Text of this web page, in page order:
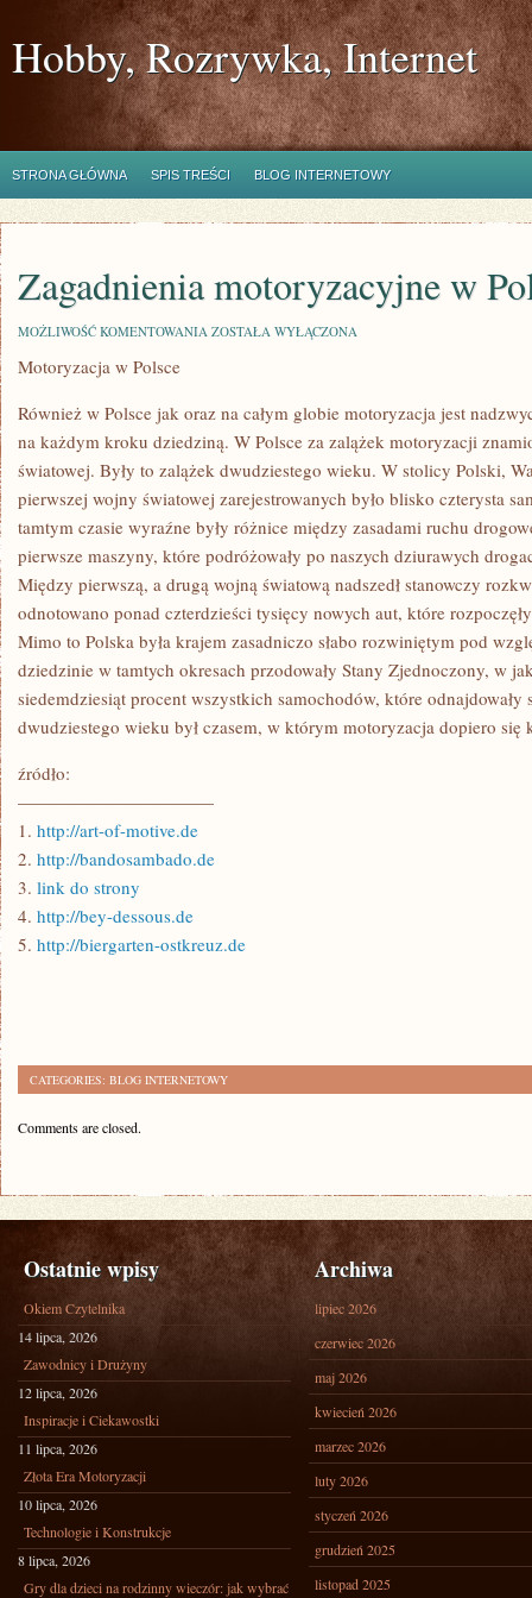
Hobby, Rozrywka, Internet
STRONA GŁÓWNA SPIS TREŚCI BLOG INTERNETOWY
Zagadnienia motoryzacyjne w
MOŻLIWOŚĆ KOMENTOWANIA ZAGADNIENIA
ZOSTAŁA WYŁĄCZONA
Motoryzacja w Polsce
Również w Polsce jak oraz na całym globie motoryzacja jest
na każdym kroku dziedziną. W Polsce za zalążek motoryzacji
światowej. Były to zalążek dwudziestego wieku. W stolicy Polski,
pierwszej wojny światowej zarejestrowanych było blisko czterysta
tamtym czasie wyraźne były różnice między zasadami ruchu
pierwsze maszyny, które podróżowały po naszych dziurawych
Między pierwszą, a drugą wojną światową nadszedł stanowczy
odnotowano ponad czterdzieści tysięcy nowych aut, które
Mimo to Polska była krajem zasadniczo słabo rozwiniętym pod
dziedzinie w tamtych okresach przodowały Stany Zjednoczony, w
siedemdziesiąt procent wszystkich samochodów, które
dwudziestego wieku był czasem, w którym motoryzacja dopiero się
źródło:
———————————
1. http://art-of-motive.de
2. http://bandosambado.de
3. link do strony
4. http://bey-dessous.de
5. http://biergarten-ostkreuz.de
CATEGORIES: BLOG INTERNETOWY
Comments are closed.
Ostatnie wpisy
Okiem Czytelnika
14 lipca, 2026
Zawodnicy i Drużyny
12 lipca, 2026
Inspiracje i Ciekawostki
11 lipca, 2026
Złota Era Motoryzacji
10 lipca, 2026
Technologie i Konstrukcje
8 lipca, 2026
Gry dla dzieci na rodzinny wieczór: jak wybrać
Archiwa
lipiec 2026
czerwiec 2026
maj 2026
kwiecień 2026
marzec 2026
luty 2026
styczeń 2026
grudzień 2025
listopad 2025